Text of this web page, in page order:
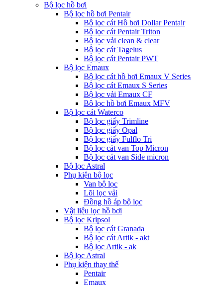
Bộ lọc hồ bơi
Bộ lọc hồ bơi Pentair
Bộ lọc cát Hồ bơi Dollar Pentair
Bộ lọc cát Pentair Triton
Bộ lọc vải clean & clear
Bộ lọc cát Tagelus
Bộ lọc cát Pentair PWT
Bộ lọc Emaux
Bộ lọc cát hồ bơi Emaux V Series
Bộ lọc cát Emaux S Series
Bộ lọc vải Emaux CF
Bô lọc hồ bơi Emaux MFV
Bộ lọc cát Waterco
Bộ lọc giấy Trimline
Bộ lọc giấy Opal
Bộ lọc giấy Fulflo Tri
Bộ lọc cát van Top Micron
Bộ lọc cát van Side micron
Bộ lọc Astral
Phụ kiện bộ lọc
Van bộ lọc
Lõi lọc vải
Đồng hồ áp bộ lọc
Vật liệu lọc hồ bơi
Bộ lọc Kripsol
Bộ lọc cát Granada
Bộ lọc cát Artik - akt
Bộ lọc Artik - ak
Bộ lọc Astral
Phụ kiện thay thế
Pentair
Emaux